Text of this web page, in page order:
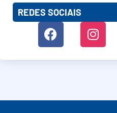
REDES SOCIAIS